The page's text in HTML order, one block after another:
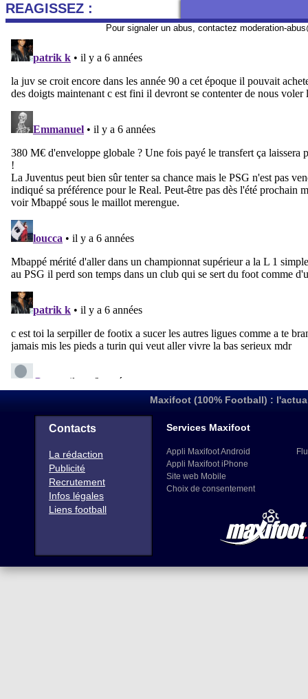
REAGISSEZ :
Pour signaler un abus, contactez moderation-
Maxifoot (100% Football) :
Contacts
La rédaction
Publicité
Recrutement
Infos légales
Liens football
Services Maxifoot
Appli Maxifoot Android
Appli Maxifoot iPhone
Site web Mobile
Choix de consentement